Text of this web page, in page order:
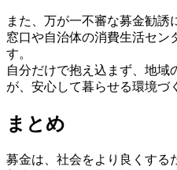
また、万が一不審な募金勧誘
窓口や自治体の消費生活セン
す。
自分だけで抱え込まず、地域
が、安心して暮らせる環境づ
まとめ
募金は、社会をより良くする